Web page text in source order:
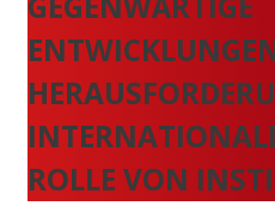
ROLLE VON